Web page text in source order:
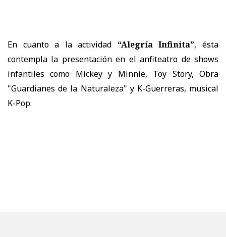
En cuanto a la actividad “Alegría Infinita”, ésta
contempla la presentación en el anfiteatro de shows
infantiles como Mickey y Minnie, Toy Story, Obra
"Guardianes de la Naturaleza" y K-Guerreras, musical
K-Pop.